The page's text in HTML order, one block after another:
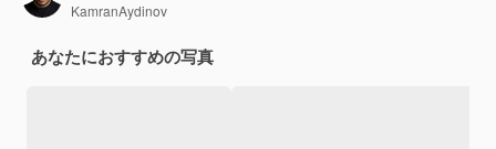
KamranAydinov
あなたにおすすめの写真